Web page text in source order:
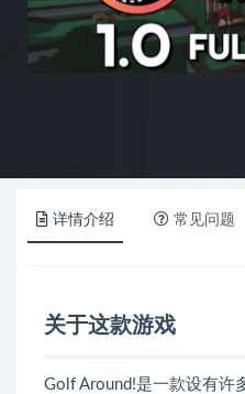
详情介绍 常见问题
关于这款游戏
Golf Around!是一款设有许